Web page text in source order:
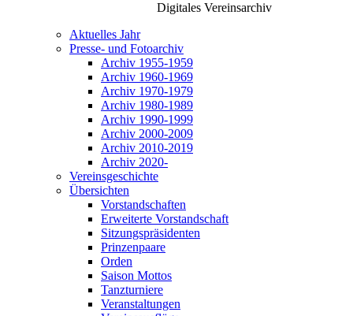
Digitales Vereinsarchiv
Aktuelles Jahr
Presse- und Fotoarchiv
Archiv 1955-1959
Archiv 1960-1969
Archiv 1970-1979
Archiv 1980-1989
Archiv 1990-1999
Archiv 2000-2009
Archiv 2010-2019
Archiv 2020-
Vereinsgeschichte
Übersichten
Vorstandschaften
Erweiterte Vorstandschaft
Sitzungspräsidenten
Prinzenpaare
Orden
Saison Mottos
Tanzturniere
Veranstaltungen